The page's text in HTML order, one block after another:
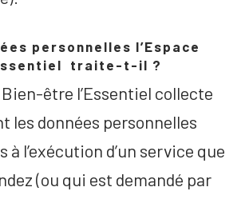
personnelles l’Espace
traite-t-il ?
Bien-être l’Essentiel collecte
les données personnelles
à l’exécution d’un service que
(ou qui est demandé par